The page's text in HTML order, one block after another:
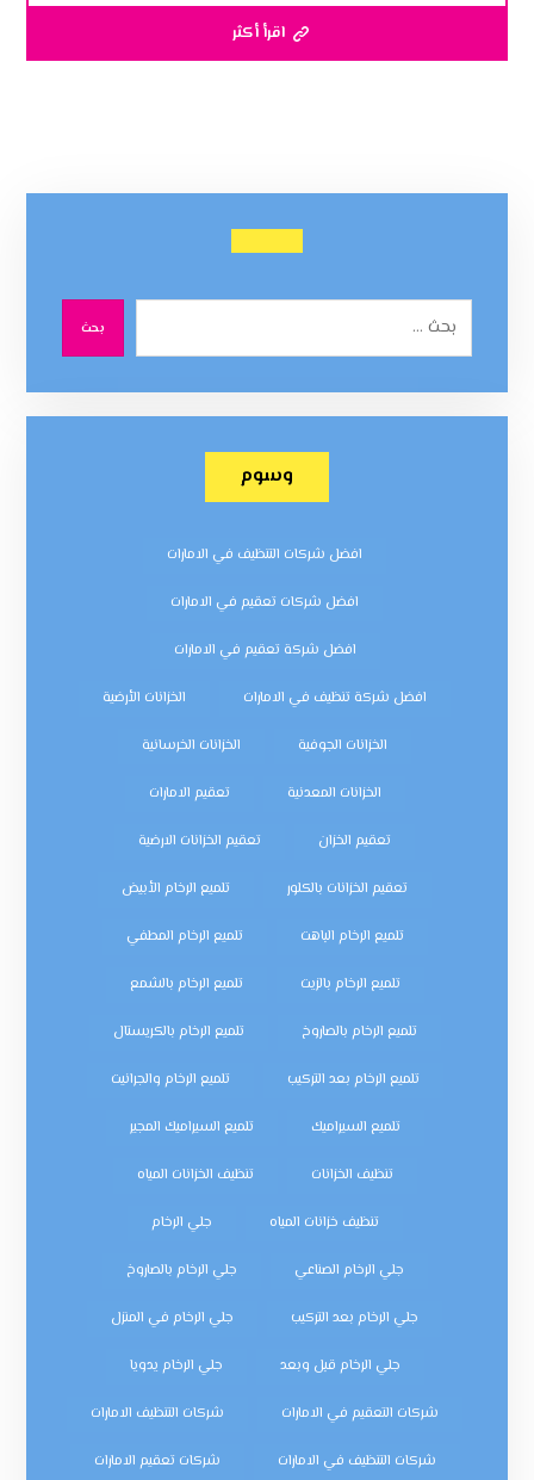
اقرأ أكثر
بحث
وسوم
افضل شركات التنظيف في الامارات
افضل شركات تعقيم في الامارات
افضل شركة تعقيم في الامارات
افضل شركة تنظيف في الامارات الخزانات الأرضية
الخزانات الجوفية الخزانات الخرسانية
الخزانات المعدنية تعقيم الامارات
تعقيم الخزان تعقيم الخزانات الارضية
تعقيم الخزانات بالكلور تلميع الرخام الأبيض
تلميع الرخام الباهت تلميع الرخام المطفي
تلميع الرخام بالزيت تلميع الرخام بالشمع
تلميع الرخام بالصاروخ تلميع الرخام بالكريستال
تلميع الرخام بعد التركيب تلميع الرخام والجرانيت
تلميع السيراميك تلميع السيراميك المجير
تنظيف الخزانات تنظيف الخزانات المياه
تنظيف خزانات المياه جلي الرخام
جلي الرخام الصناعي جلي الرخام بالصاروخ
جلي الرخام بعد التركيب جلي الرخام في المنزل
جلي الرخام قبل وبعد جلي الرخام يدويا
شركات التعقيم في الامارات شركات التنظيف الامارات
شركات التنظيف في الامارات شركات تعقيم الامارات